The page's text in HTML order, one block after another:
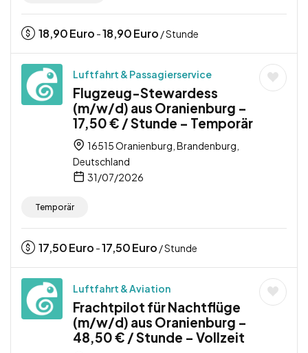
18,90Euro -18,90Euro / Stunde
Luftfahrt & Passagierservice
Flugzeug-Stewardess
(m/w/d) aus Oranienburg –
17,50 € / Stunde – Temporär
16515 Oranienburg, Brandenburg,
Deutschland
31/07/2026
Temporär
17,50Euro -17,50Euro / Stunde
Luftfahrt & Aviation
Frachtpilot für Nachtflüge
(m/w/d) aus Oranienburg –
48,50 € / Stunde – Vollzeit